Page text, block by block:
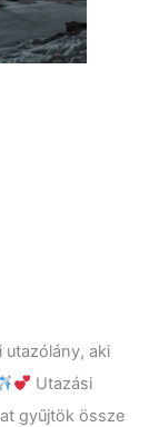
utazólány, aki
Utazási
gyűjtök össze